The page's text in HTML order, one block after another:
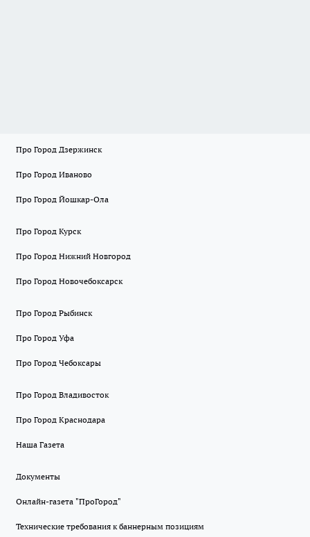
Про Город Дзержинск
Про Город Иваново
Про Город Йошкар-Ола
Про Город Курск
Про Город Нижний Новгород
Про Город Новочебоксарск
Про Город Рыбинск
Про Город Уфа
Про Город Чебоксары
Про Город Владивосток
Про Город Краснодара
Наша Газета
Документы
Онлайн-газета "ПроГород"
Технические требования к баннерным позициям